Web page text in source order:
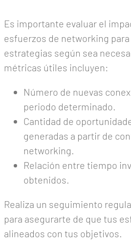
Es importante evaluar el
esfuerzos de networking
estrategias según sea
métricas útiles incluyen:
Número de nuevas
periodo determinado.
Cantidad de
generadas a partir de
networking.
Relación entre tiempo
obtenidos.
Realiza un seguimiento
para asegurarte de que tus
alineados con tus objetivos.